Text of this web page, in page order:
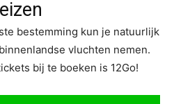
bestemming kun je natuurlijk
vluchten nemen.
bij te boeken is 12Go!